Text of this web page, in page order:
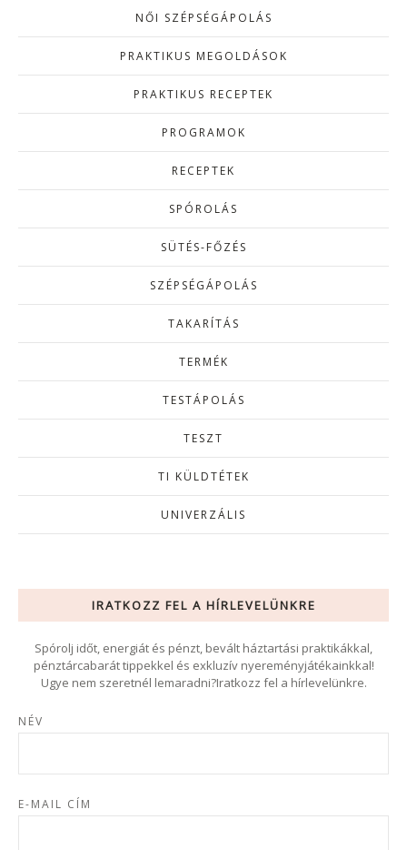
NŐI SZÉPSÉGÁPOLÁS
PRAKTIKUS MEGOLDÁSOK
PRAKTIKUS RECEPTEK
PROGRAMOK
RECEPTEK
SPÓROLÁS
SÜTÉS-FŐZÉS
SZÉPSÉGÁPOLÁS
TAKARÍTÁS
TERMÉK
TESTÁPOLÁS
TESZT
TI KÜLDTÉTEK
UNIVERZÁLIS
IRATKOZZ FEL A HÍRLEVELÜNKRE
Spórolj időt, energiát és pénzt, bevált háztartási praktikákkal,
pénztárcabarát tippekkel és exkluzív nyereményjátékainkkal!
Ugye nem szeretnél lemaradni?Iratkozz fel a hírlevelünkre.
NÉV
E-MAIL CÍM